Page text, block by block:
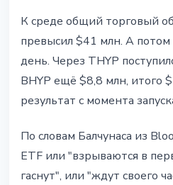
К среде общий торговый
превысил $41 млн. А
день. Через THYP
BHYP ещё $8,8 млн, итого
результат с момента
По словам Балчунаса из
ETF или "взрываются в
гаснут", или "ждут своего